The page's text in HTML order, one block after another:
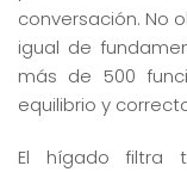
conversación. No
igual de
más de 500
equilibrio y
El hígado filtra